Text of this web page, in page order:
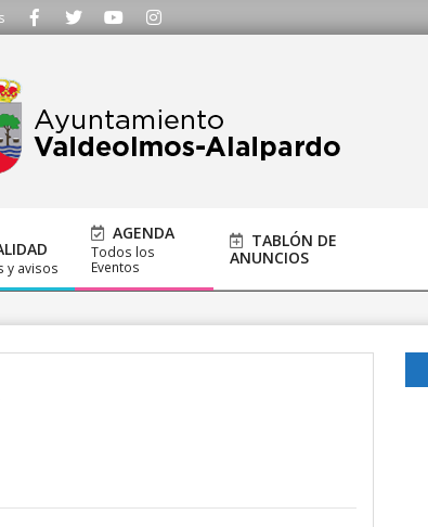
al 91 620 21 53 o escríbenos a ayuntamiento@alalpardo.org
y avisos
AGENDA
Todos los
Eventos
TABLÓN DE
ANUNCIOS